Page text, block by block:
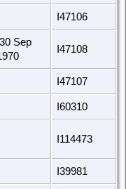
I47106
30 Sep
I47108
I47107
I60310
I114473
I39981